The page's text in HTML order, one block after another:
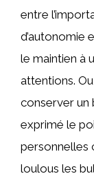
entre
d’autonomie
le maintien à
attentions.
conserver un
exprimé le
personnelles
loulous les